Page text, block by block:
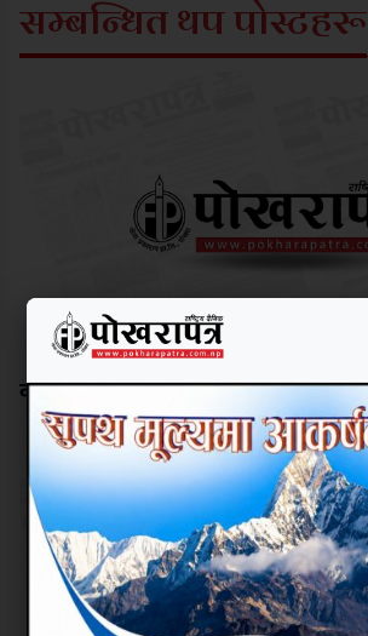
सम्बन्धित थप पोस्टहरू
काङ्ग्रेस र कम्युनिस्टले विर्सेको बाटो